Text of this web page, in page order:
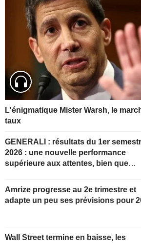
L'énigmatique Mister Warsh, le
taux
GENERALI : résultats du 1er semestre
2026 : une nouvelle performance
supérieure aux attentes, bien que
Amrize progresse au 2e trimestre et
adapte un peu ses prévisions pour
Wall Street termine en baisse, les